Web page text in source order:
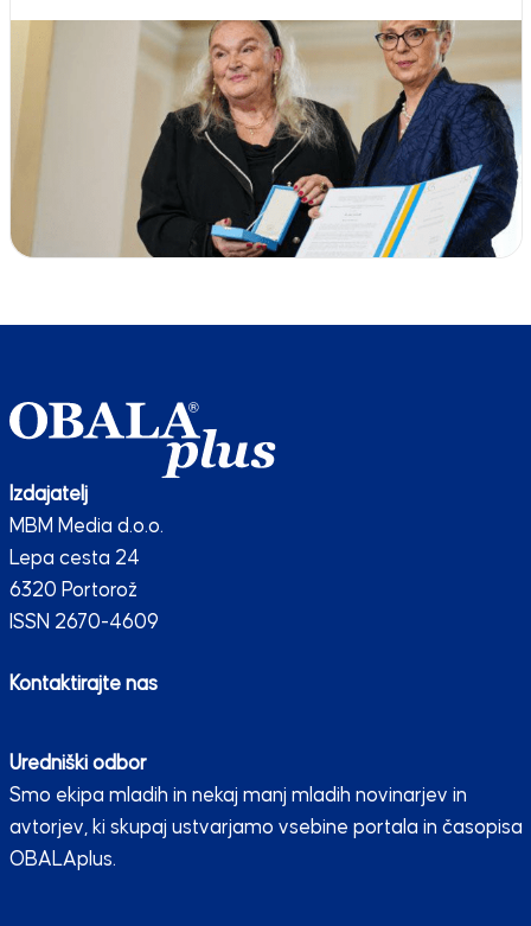
Izdajatelj
MBM Media d.o.o.
Lepa cesta 24
6320 Portorož
ISSN 2670-4609
Kontaktirajte nas
Uredniški odbor
Smo ekipa mladih in nekaj manj mladih novinarjev in
avtorjev, ki skupaj ustvarjamo vsebine portala in časopisa
OBALAplus.